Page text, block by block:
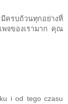
ครบถ้วนทุกอย่างที่
พจของเรามาก คุณ
i od tego czasu